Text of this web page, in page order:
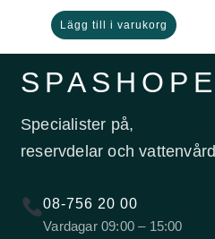
Lägg till i varukorg
Specialister på,
reservdelar och
08-756 20 00
Vardagar 09:00 – 15:00